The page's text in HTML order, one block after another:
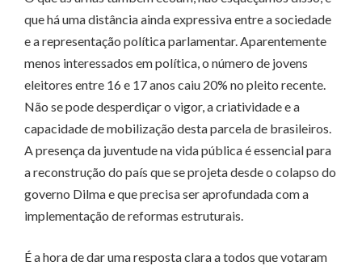
que há uma distância ainda expressiva entre a sociedade
e a representação política parlamentar. Aparentemente
menos interessados em política, o número de jovens
eleitores entre 16 e 17 anos caiu 20% no pleito recente.
Não se pode desperdiçar o vigor, a criatividade e a
capacidade de mobilização desta parcela de brasileiros.
A presença da juventude na vida pública é essencial para
a reconstrução do país que se projeta desde o colapso do
governo Dilma e que precisa ser aprofundada com a
implementação de reformas estruturais.
É a hora de dar uma resposta clara a todos que votaram